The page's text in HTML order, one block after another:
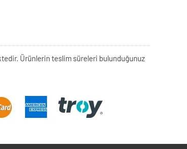
Ürünlerin teslim süreleri bulunduğunuz